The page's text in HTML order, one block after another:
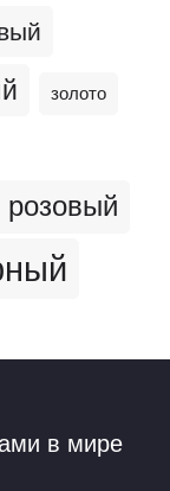
золото
розовый
в мире